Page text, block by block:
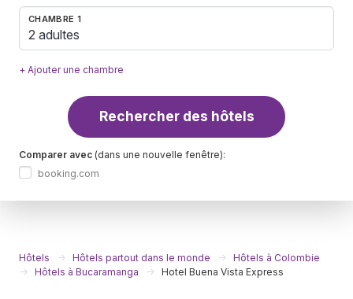
CHAMBRE 1
2 adultes
+ Ajouter une chambre
Rechercher des hôtels
Comparer avec (dans une nouvelle fenêtre):
booking.com
Hôtels Hôtels partout dans le monde
Hôtels à Colombie
Hôtels à Bucaramanga
Hotel Buena Vista Express